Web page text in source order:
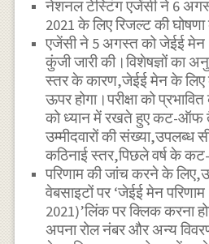
नेशनल टेस्टिंग एजेंसी ने 6
2021 के लिए रिजल्ट की घोषणा
एजेंसी ने 5 अगस्त को जेईई मेन
कुंजी जारी की।विशेषज्ञों का
स्तर के कारण,जेईई मेन के
ऊपर होगा।परीक्षा को
को ध्यान में रखते हुए कट-ऑफ
उम्मीदवारों की संख्या,उपलब्ध
कठिनाई स्तर,पिछले वर्ष के
परिणाम की जांच करने के
वेबसाइटों पर ‘जेईई मेन
2021)’लिंक पर क्लिक करना
अपना रोल नंबर और अन्य